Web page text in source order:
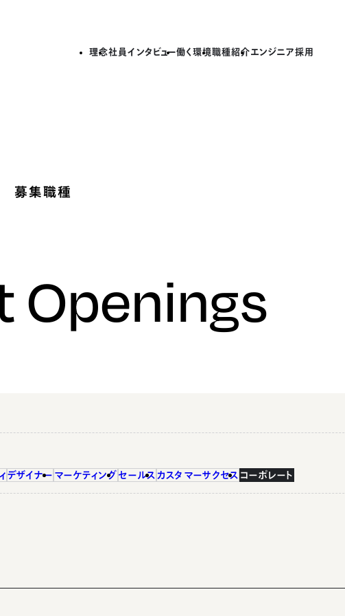
理念社員インタビュー働く環境職種紹介エンジニア採用
募集職種
Openings
デザイナー マーケティング セールス カスタマーサクセス コーポレート